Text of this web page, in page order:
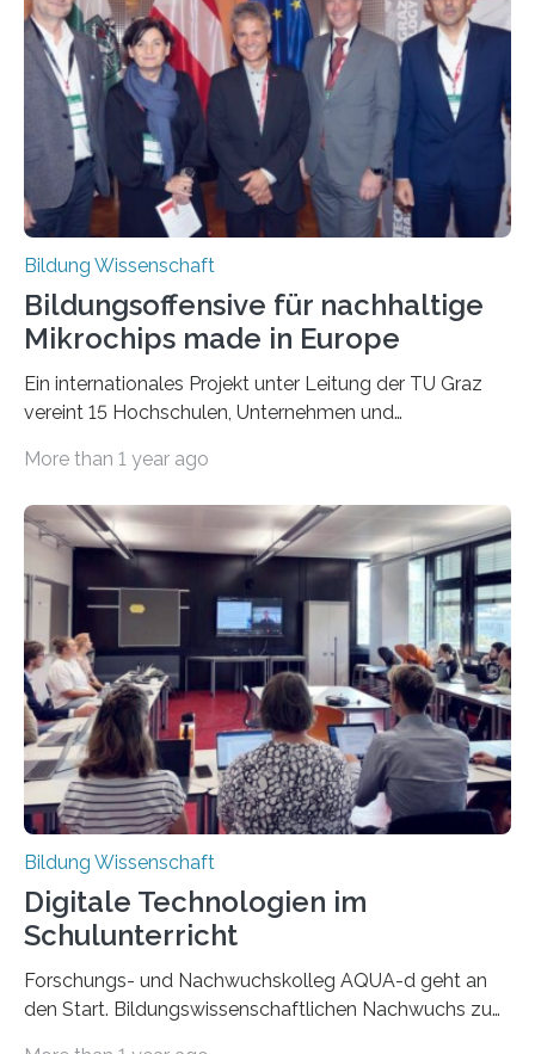
die mit einem Smartphone aufgenommen wurden.
Jedes einzelne der 17 prämierten Bilder und Videos ist
für sich atemberaubend – und steht jetzt gemeinsam
mit weiteren…
Bildung Wissenschaft
Bildungsoffensive für nachhaltige
Mikrochips made in Europe
Ein internationales Projekt unter Leitung der TU Graz
vereint 15 Hochschulen, Unternehmen und
benötigte Fachkräfte für die Halbleiterbranche
Millionen Euro. Der European Chips Act soll die
europäische Mikrochip-Industrie auf ein neues Level
heben, mehrere Milliarden Euro fließen in den Bau neuer
Halbleiterfertigungsstätten, u.a. in Deutschland, Polen
und Italien. Für den Betrieb dieser neuen High-Tech-
Standorte braucht es eine große Zahl an
Ingenieur*innen und Techniker*innen und bisher ist
unklar,…
More than 1 year ago
Bildung Wissenschaft
Digitale Technologien im
Schulunterricht
Forschungs- und Nachwuchskolleg AQUA-d geht an
den Start. Bildungswissenschaftlichen Nachwuchs zu